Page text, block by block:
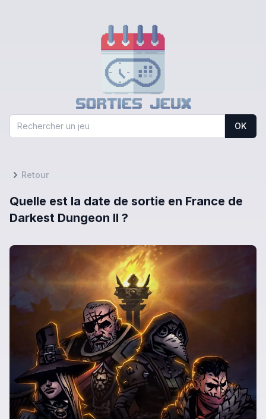
OK
Retour
Quelle est la date de sortie en France de
Darkest Dungeon II ?